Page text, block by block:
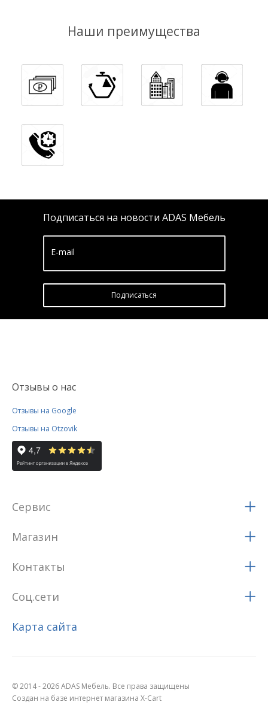
Наши преимущества
Подписаться на новости ADAS Мебель
E-mail
Подписатьcя
Отзывы о нас
Отзывы на Google
Отзывы на Otzovik
Сервис
Магазин
Контакты
Соц.сети
Карта сайта
© 2014 - 2026 ADAS Мебель. Все права защищены
Создан на базе интернет магазина X-Cart